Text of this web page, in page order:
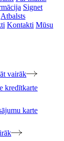
Signet
Atbalsts
Kontakti Mūsu
vairāk
kredītkarte
karte